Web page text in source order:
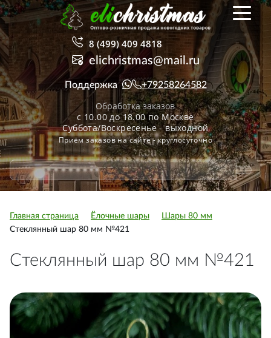
8 (499) 409 4818
elichristmas@mail.ru
Поддержка +79258264582
Обработка заказов
с 10.00 до 18.00 по Москве
Суббота/Воскресенье - выходной
Приём заказов на сайте - круглосуточно
Главная страница Ёлочные шары
Шары 80 мм
Стеклянный шар 80 мм №421
Стеклянный шар 80 мм №421